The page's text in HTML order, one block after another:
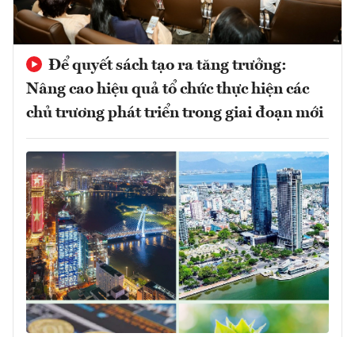
Để quyết sách tạo ra tăng trưởng:
Nâng cao hiệu quả tổ chức thực hiện các
chủ trương phát triển trong giai đoạn mới